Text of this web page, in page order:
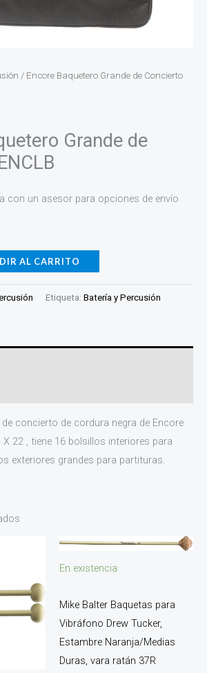
/ Encore Baquetero Grande de Concierto
Grande de
con un asesor para opciones de envío
AL CARRITO
Etiqueta: Batería y Percusión
concierto de cordura negra de Encore
X 22 , tiene 16 bolsillos interiores para
exteriores grandes para partituras.
En existencia
Mike Balter Baquetas para
Vibráfono Drew Tucker,
Estambre Naranja/Medias
Duras, vara ratán 37R